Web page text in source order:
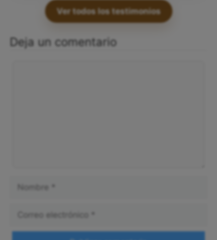
Ver todos los testimonios
Deja un comentario